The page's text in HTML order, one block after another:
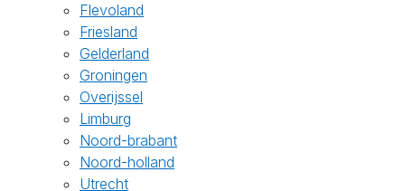
Flevoland
Friesland
Gelderland
Groningen
Overijssel
Limburg
Noord-brabant
Noord-holland
Utrecht